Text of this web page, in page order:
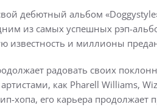
дебютный альбом
из самых успешных рэп-
известность и миллионы
радовать своих
как Pharell Williams,
хопа, его карьера продолжает